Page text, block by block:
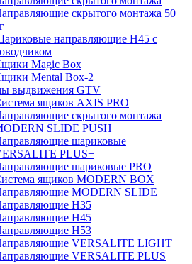
скрытого монтажа 50
направляющие H45 с
Magic Box
Mental Box-2
выдвижения GTV
ящиков AXIS PRO
скрытого монтажа
SLIDE PUSH
шариковые
PLUS+
шариковые PRO
ящиков MODERN BOX
MODERN SLIDE
H35
H45
H53
VERSALITE LIGHT
VERSALITE PLUS